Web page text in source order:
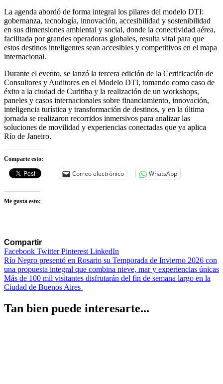
La agenda abordó de forma integral los pilares del modelo DTI:
gobernanza, tecnología, innovación, accesibilidad y sostenibilidad
en sus dimensiones ambiental y social, donde la conectividad aérea,
facilitada por grandes operadoras globales, resulta vital para que
estos destinos inteligentes sean accesibles y competitivos en el mapa
internacional.
Durante el evento, se lanzó la tercera edición de la Certificación de
Consultores y Auditores en el Modelo DTI, tomando como caso de
éxito a la ciudad de Curitiba y la realización de un workshops,
paneles y casos internacionales sobre financiamiento, innovación,
inteligencia turística y transformación de destinos, y en la última
jornada se realizaron recorridos inmersivos para analizar las
soluciones de movilidad y experiencias conectadas que ya aplica
Río de Janeiro.
Comparte esto:
Correo electrónico WhatsApp
Me gusta esto:
Compartir
Facebook TwitterPinterest LinkedIn
Navegación
de
entradas
Río Negro presentó en Rosario su Temporada de Invierno 2026 con
una propuesta integral que combina nieve, mar y experiencias únicas
Más de 100 mil visitantes disfrutarán del fin de semana largo en la
Ciudad de Buenos Aires
Tan bien puede interesarte...